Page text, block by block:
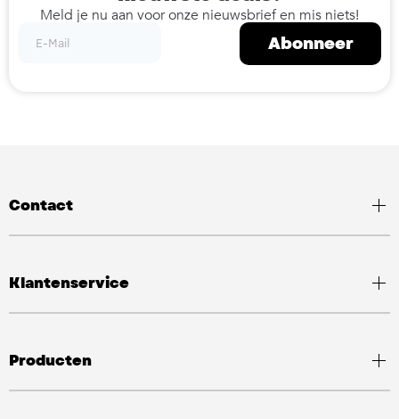
Meld je nu aan voor onze nieuwsbrief en mis niets!
Abonneer
Contact
Klantenservice
Producten